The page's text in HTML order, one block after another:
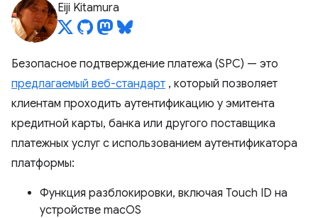
Eiji Kitamura
Безопасное подтверждение платежа (SPC) — это
предлагаемый веб-стандарт , который позволяет
клиентам проходить аутентификацию у эмитента
кредитной карты, банка или другого поставщика
платежных услуг с использованием аутентификатора
платформы:
Функция разблокировки, включая Touch ID на
устройстве macOS